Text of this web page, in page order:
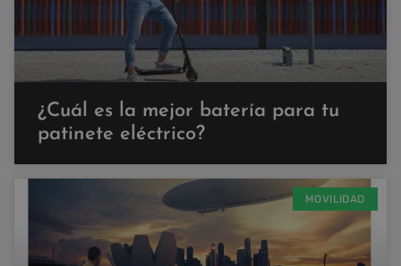
¿Cuál es la mejor batería para tu
patinete eléctrico?
MOVILIDAD